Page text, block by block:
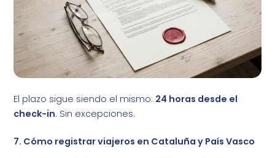
El plazo sigue siendo el mismo: 24 horas desde el
check-in. Sin excepciones.
7. Cómo registrar viajeros en Cataluña y País Vasco